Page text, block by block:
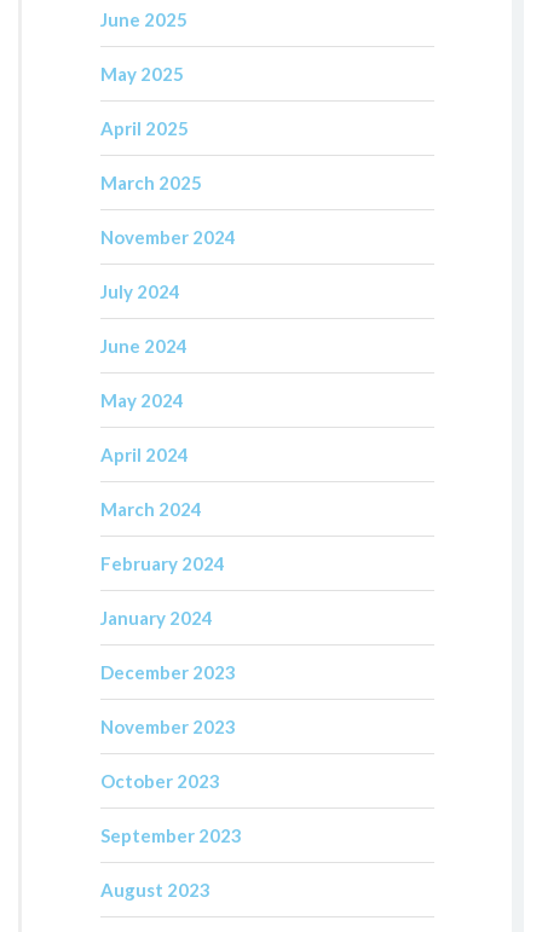
June 2025
May 2025
April 2025
March 2025
November 2024
July 2024
June 2024
May 2024
April 2024
March 2024
February 2024
January 2024
December 2023
November 2023
October 2023
September 2023
August 2023